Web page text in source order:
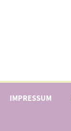
IMPRESSUM